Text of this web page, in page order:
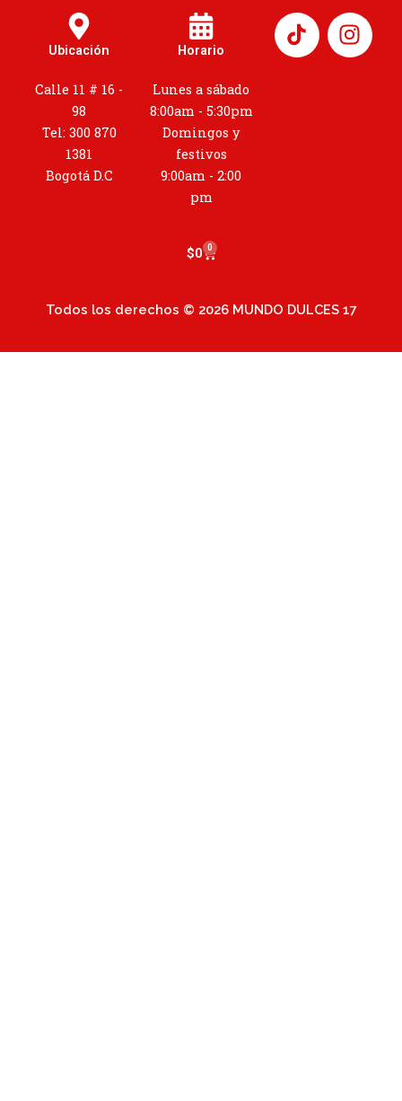
Ubicación
Calle 11 # 16 -
98
Tel: 300 870
1381
Bogotá D.C
Horario
Lunes a sábado
8:00am - 5:30pm
Domingos y
festivos
9:00am - 2:00
pm
I
n
s
$0 0
Cart
Todos los derechos © 2026 MUNDO DULCES 17